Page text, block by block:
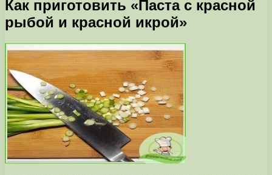
Как приготовить «Паста с красной
рыбой и красной икрой»